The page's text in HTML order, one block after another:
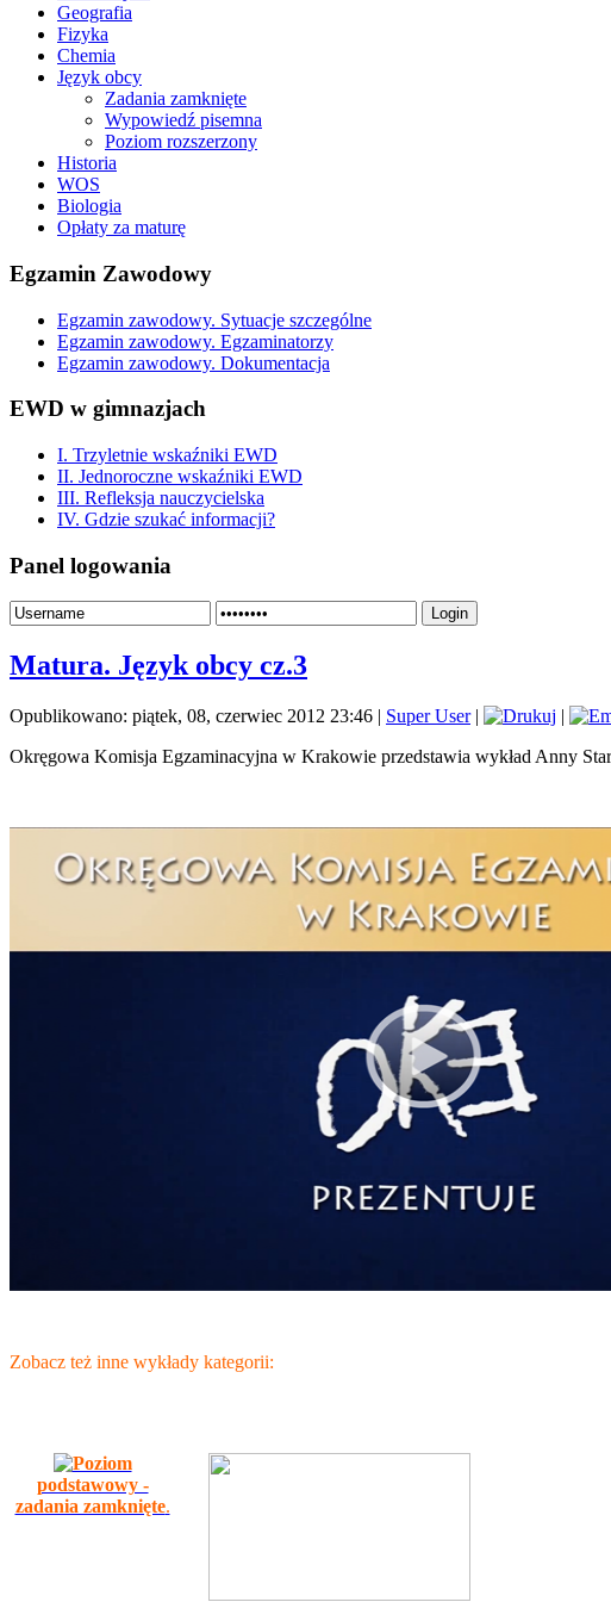
Geografia
Fizyka
Chemia
Język obcy
Zadania zamknięte
Wypowiedź pisemna
Poziom rozszerzony
Historia
WOS
Biologia
Opłaty za maturę
Egzamin Zawodowy
Egzamin zawodowy. Sytuacje szczególne
Egzamin zawodowy. Egzaminatorzy
Egzamin zawodowy. Dokumentacja
EWD w gimnazjach
I. Trzyletnie wskaźniki EWD
II. Jednoroczne wskaźniki EWD
III. Refleksja nauczycielska
IV. Gdzie szukać informacji?
Panel logowania
Login
Matura. Język obcy cz.3
Opublikowano: piątek, 08, czerwiec 2012 23:46 | Super User| |
Okręgowa Komisja Egzaminacyjna w Krakowie przedstawia wykład Anny
Zobacz też inne wykłady kategorii:
Poziom
podstawowy -
zadania zamknięte.